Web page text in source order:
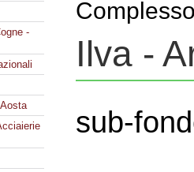
-
Ilva -
sub-